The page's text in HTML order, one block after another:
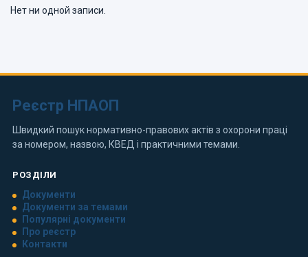
Нет ни одной записи.
Реєстр НПАОП
Швидкий пошук нормативно-правових актів з охорони праці
за номером, назвою, КВЕД і практичними темами.
РОЗДІЛИ
Документи
Документи за темами
Популярні документи
Про реєстр
Контакти